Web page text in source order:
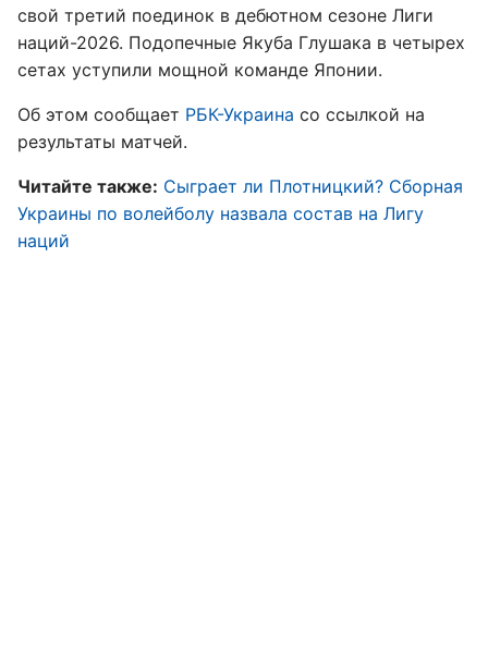
свой третий поединок в дебютном сезоне Лиги
наций-2026. Подопечные Якуба Глушака в четырех
сетах уступили мощной команде Японии.
Об этом сообщает РБК-Украина со ссылкой на
результаты матчей.
Читайте также: Сыграет ли Плотницкий? Сборная
Украины по волейболу назвала состав на Лигу
наций